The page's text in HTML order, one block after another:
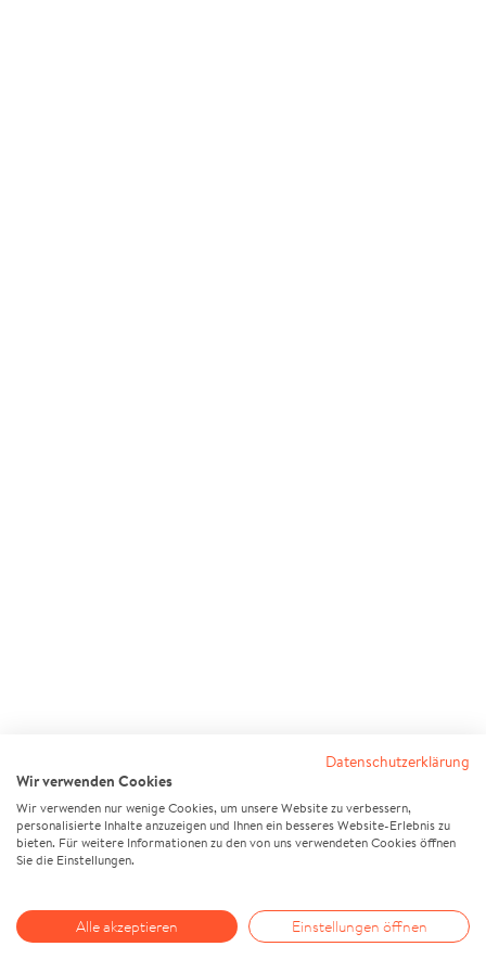
Datenschutzerklärung
Wir verwenden Cookies
Wir verwenden nur wenige Cookies, um unsere Website zu verbessern,
personalisierte Inhalte anzuzeigen und Ihnen ein besseres Website-Erlebnis zu
bieten. Für weitere Informationen zu den von uns verwendeten Cookies öffnen
Sie die Einstellungen.
Alle akzeptieren Einstellungen öffnen